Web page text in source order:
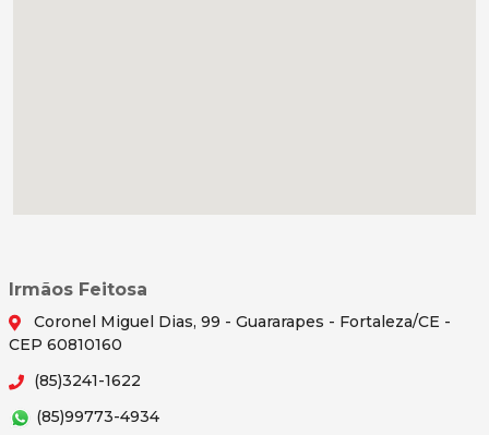
Irmãos Feitosa
Coronel Miguel Dias, 99 - Guararapes - Fortaleza/CE -
CEP 60810160
(85)3241-1622
(85)99773-4934